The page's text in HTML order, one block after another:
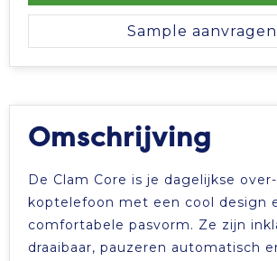
Sample aanvragen
Omschrijving
De Clam Core is je dagelijkse
koptelefoon met een cool design
comfortabele pasvorm. Ze zijn
draaibaar, pauzeren automatisch